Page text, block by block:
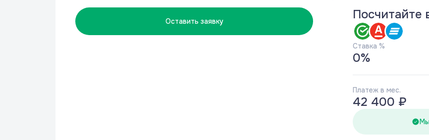
Оставить заявку Посчитайте
Ставка %
0%
Платеж в мес.
42 400 ₽